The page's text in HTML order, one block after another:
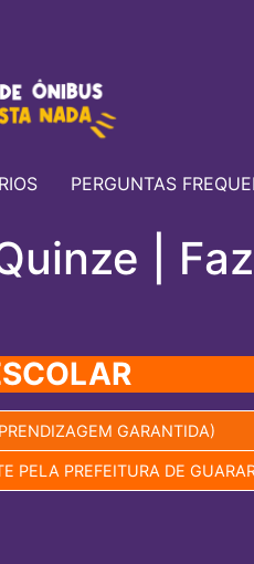
PERGUNTAS
|
GARANTIDA)
PELA PREFEITURA DE